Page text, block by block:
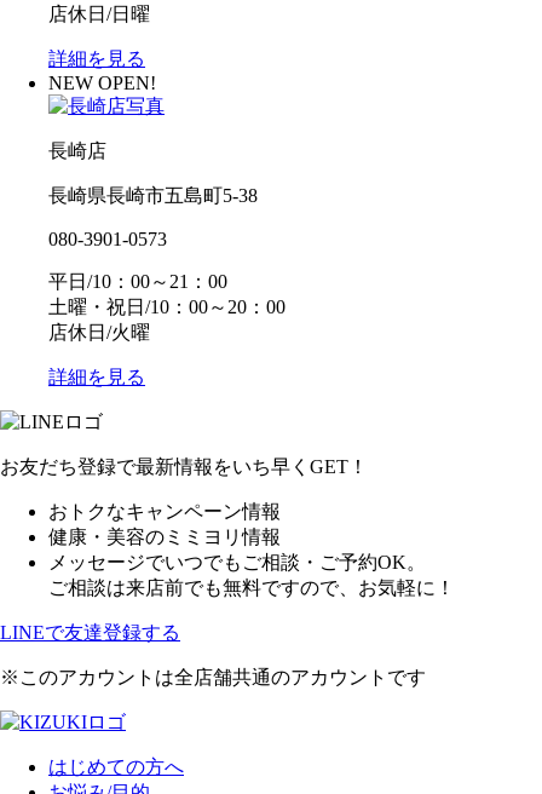
店休日/日曜
詳細を見る
NEW OPEN!
長崎店
長崎県長崎市五島町5-38
080-3901-0573
平日/10：00～21：00
土曜・祝日/10：00～20：00
店休日/火曜
詳細を見る
お友だち登録で最新情報をいち早くGET！
おトクなキャンペーン情報
健康・美容のミミヨリ情報
メッセージでいつでもご相談・ご予約OK。
ご相談は来店前でも無料ですので、お気軽に！
LINEで友達登録する
※このアカウントは全店舗共通のアカウントです
はじめての方へ